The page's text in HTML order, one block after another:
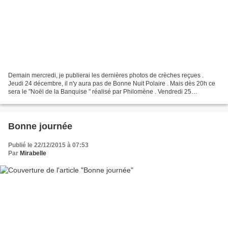
Demain mercredi, je publierai les dernières photos de crèches reçues .
Jeudi 24 décembre, il n'y aura pas de Bonne Nuit Polaire . Mais dès 20h ce
sera le "Noël de la Banquise " réalisé par Philomène . Vendredi 25
Bonne journée
Publié le 22/12/2015 à 07:53
Par Mirabelle